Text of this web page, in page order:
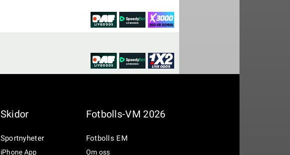
Skidor Fotbolls-VM 2026
Sportnyheter Fotbolls EM
iPhone App Om oss